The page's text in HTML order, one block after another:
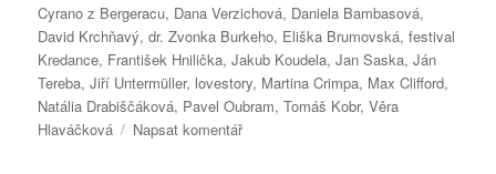
Cyrano z Bergeracu, Dana Verzichová, Daniela Bambasová,
David Krchňavý,dr. Zvonka Burkeho, Eliška Brumovská,festival
Kredance, František Hnilička,Jakub Koudela,Jan Saska,Ján
Tereba,Jiří Untermüller, lovestory, Martina Crimpa, Max Clifford,
Natália Drabiščáková, Pavel Oubram,Tomáš Kobr,Věra
Hlaváčková
Napsat komentářpro